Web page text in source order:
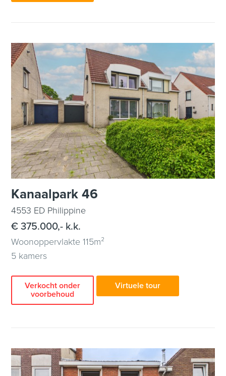
Kanaalpark 46
4553 ED Philippine
€ 375.000,- k.k.
Woonoppervlakte 115m²
5 kamers
Verkocht onder
voorbehoud
Virtuele tour